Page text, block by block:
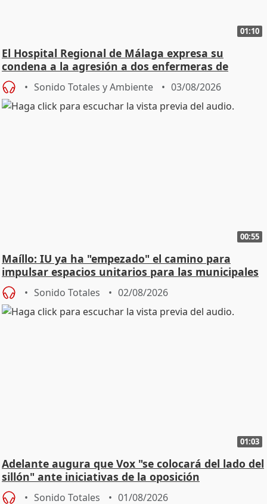
01:10
El Hospital Regional de Málaga expresa su
condena a la agresión a dos enfermeras de
Urgencias
Sonido Totales y Ambiente 03/08/2026
00:55
Maíllo: IU ya ha "empezado" el camino para
impulsar espacios unitarios para las municipales
Sonido Totales 02/08/2026
01:03
Adelante augura que Vox "se colocará del lado del
sillón" ante iniciativas de la oposición
Sonido Totales 01/08/2026